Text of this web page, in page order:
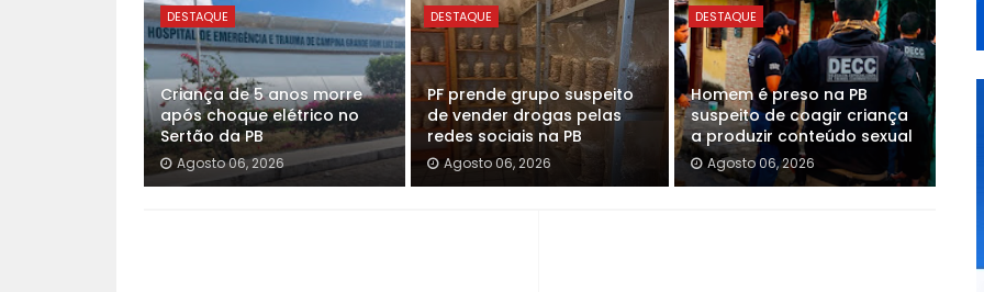
DESTAQUE
Criança de 5 anos morre
após choque elétrico no
Sertão da PB
Agosto 06, 2026
DESTAQUE
PF prende grupo suspeito
de vender drogas pelas
redes sociais na PB
Agosto 06, 2026
DESTAQUE
Homem é preso na PB
suspeito de coagir criança
a produzir conteúdo sexual
Agosto 06, 2026